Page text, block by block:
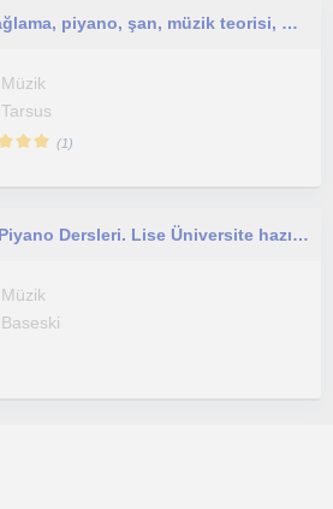
Tüm yaş gruplarına bağlama, piyano, şan, müzik teorisi, makam, özel yetenek sınavlarına hazırlık dersleri veren müzik öğretmeni
Müzik
Tarsus
(1)
Her yaştan öğrenciye Piyano Dersleri. Lise Üniversite hazırlık dersleri
Müzik
Baseski